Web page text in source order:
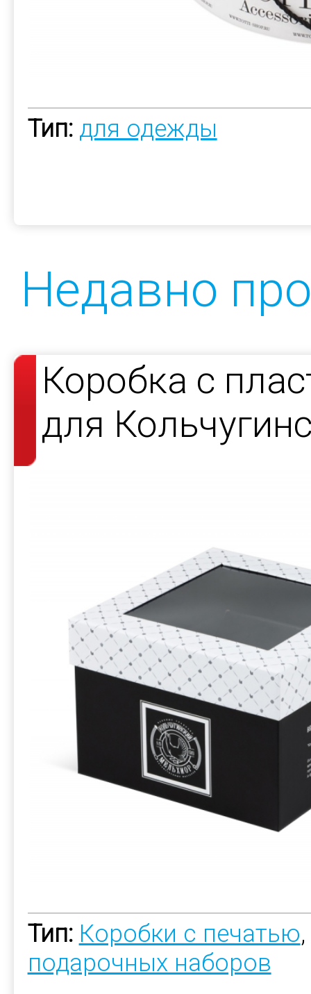
Тип: для одежды
Недавно
Коробка с
для
Тип: Коробки с печатью,
подарочных наборов